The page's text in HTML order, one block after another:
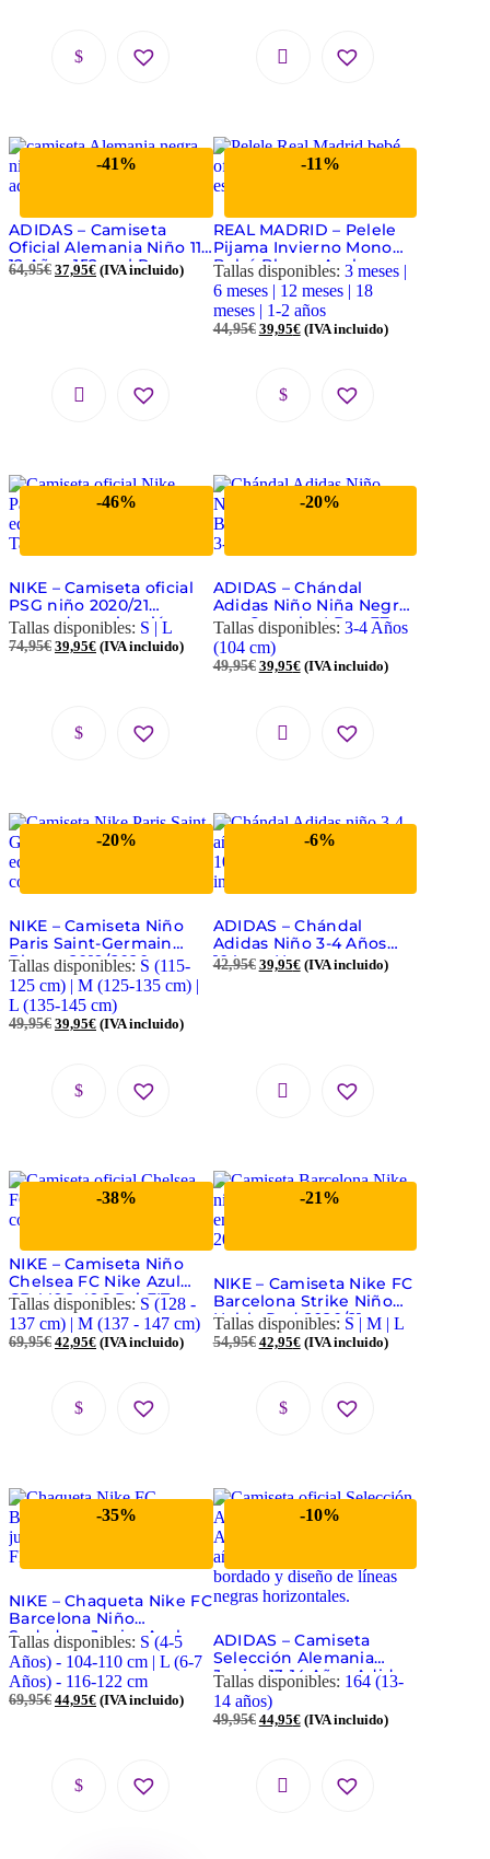
-41%
ADIDAS – Camiseta
Oficial Alemania Niño 11-
12 Años 152cm | Ropa
Fútbol Selección
64,95€ 37,95€ (IVA incluido)
-11%
REAL MADRID – Pelele
Pijama Invierno Mono
Bebé Blanco Azul
Tallas disponibles: 3 meses |
6 meses | 12 meses | 18
meses | 1-2 años
44,95€ 39,95€ (IVA incluido)
-46%
NIKE – Camiseta oficial
PSG niño 2020/21
segunda equipación
(Talla S)
Tallas disponibles: S | L
74,95€ 39,95€ (IVA incluido)
-20%
ADIDAS – Chándal
Adidas Niño Niña Negro
con Capucha I Boa FZ
HD JOG 3-4 Años (104
cm) GD3918
Tallas disponibles: 3-4 Años
(104 cm)
49,95€ 39,95€ (IVA incluido)
-20%
NIKE – Camiseta Niño
Paris Saint-Germain
Blanca 2019/2020
¡Edición Oficial con
Descuento!
Tallas disponibles: S (115-
125 cm) | M (125-135 cm) |
L (135-145 cm)
49,95€ 39,95€ (IVA incluido)
-6%
ADIDAS – Chándal
Adidas Niño 3-4 Años
104 cm Negro con
Capucha GD3918
42,95€ 39,95€ (IVA incluido)
-38%
NIKE – Camiseta Niño
Chelsea FC Nike Azul
CD4498-496 Dri-FIT
Oficial Manga Corta
Tallas disponibles: S (128 -
137 cm) | M (137 - 147 cm)
69,95€ 42,95€ (IVA incluido)
-21%
NIKE – Camiseta Nike FC
Barcelona Strike Niño
Noble Red 2020/21
Tallas disponibles: S | M | L
54,95€ 42,95€ (IVA incluido)
-35%
NIKE – Chaqueta Nike FC
Barcelona Niño
Sudadera Junior Azul
Rojo
Tallas disponibles: S (4-5
Años) - 104-110 cm | L (6-7
Años) - 116-122 cm
69,95€ 44,95€ (IVA incluido)
-10%
ADIDAS – Camiseta
Selección Alemania
Junior 13-14 Años Adidas
Oficial Blanca EH6103
Tallas disponibles: 164 (13-
14 años)
49,95€ 44,95€ (IVA incluido)